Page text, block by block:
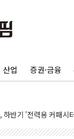
산업 증권·금융
주민 갑질 아니다"…
하반기 '전력용 커패시
관영 대표, 자사주 추